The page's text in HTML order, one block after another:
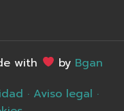
with by Bgan
· Aviso legal ·